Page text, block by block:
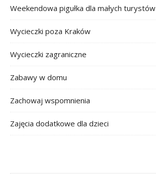
Weekendowa pigułka dla małych turystów
Wycieczki poza Kraków
Wycieczki zagraniczne
Zabawy w domu
Zachowaj wspomnienia
Zajęcia dodatkowe dla dzieci